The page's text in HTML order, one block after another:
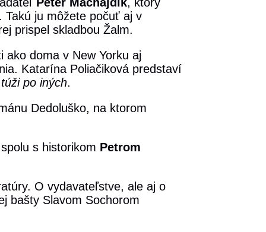
Takú ju môžete počuť aj v
prispel skladbou Žalm.
ako doma v New Yorku aj
Katarína Poliačiková predstaví
po iných.
Dedoluško, na ktorom
s historikom Petrom
O vydavateľstve, ale aj o
bašty Slavom Sochorom